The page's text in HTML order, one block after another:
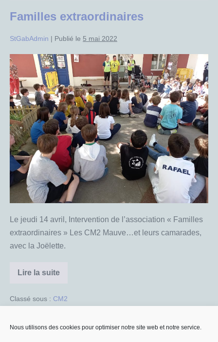
Nous utilisons des cookies pour optimiser notre site web et notre service.
Une
designer
française
Toyota
France
Familles extraordinaires
StGabAdmin | Publié le 5 mai 2022
Familles
extraordinaires
Le jeudi 14 avril, Intervention de l’association « Familles
extraordinaires » Les CM2 Mauve…et leurs camarades,
avec la Joëlette.
Lire la suite
Familles
Classé sous : CM2